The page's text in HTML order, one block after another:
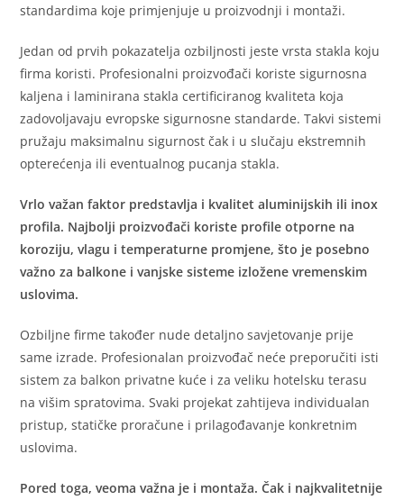
standardima koje primjenjuje u proizvodnji i montaži.
Jedan od prvih pokazatelja ozbiljnosti jeste vrsta stakla koju
firma koristi. Profesionalni proizvođači koriste sigurnosna
kaljena i laminirana stakla certificiranog kvaliteta koja
zadovoljavaju evropske sigurnosne standarde. Takvi sistemi
pružaju maksimalnu sigurnost čak i u slučaju ekstremnih
opterećenja ili eventualnog pucanja stakla.
Vrlo važan faktor predstavlja i kvalitet aluminijskih ili inox
profila. Najbolji proizvođači koriste profile otporne na
koroziju, vlagu i temperaturne promjene, što je posebno
važno za balkone i vanjske sisteme izložene vremenskim
uslovima.
Ozbiljne firme također nude detaljno savjetovanje prije
same izrade. Profesionalan proizvođač neće preporučiti isti
sistem za balkon privatne kuće i za veliku hotelsku terasu
na višim spratovima. Svaki projekat zahtijeva individualan
pristup, statičke proračune i prilagođavanje konkretnim
uslovima.
Pored toga, veoma važna je i montaža. Čak i najkvalitetnije